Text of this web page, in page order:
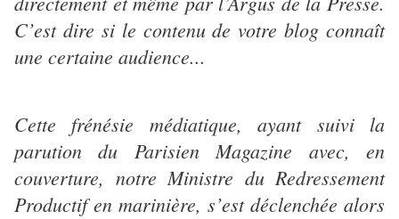
C’est dire si le contenu de votre blog connaît
une certaine audience...
Cette frénésie médiatique, ayant suivi la
parution du Parisien Magazine avec, en
couverture, notre Ministre du Redressement
Productif en marinière, s’est déclenchée alors